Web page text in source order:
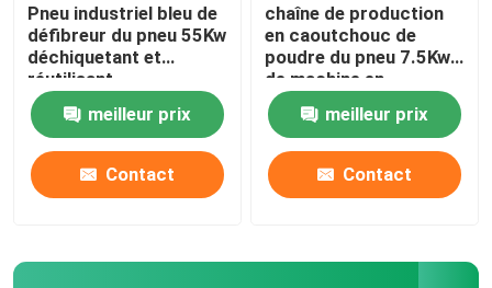
Pneu industriel bleu de
défibreur du pneu 55Kw
déchiquetant et
réutilisant
meilleur prix
Contact
chaîne de production
en caoutchouc de
poudre du pneu 7.5Kw
de machine en
caoutchouc de
défibreur CE d'OIN
meilleur prix
Contact